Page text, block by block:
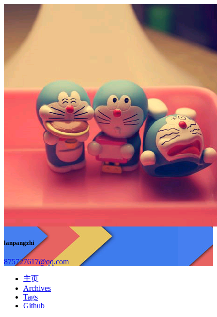
lanpangzhi
875727617@qq.com
主页
Archives
Tags
Github